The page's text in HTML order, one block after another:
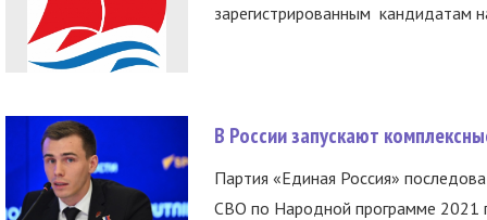
зарегистрированным кандидатам
В России запускают
Партия «Единая Россия»
СВО по Народной программе 2021